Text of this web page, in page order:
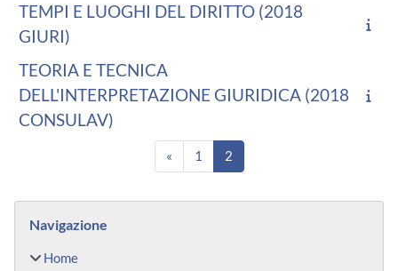
TEMPI E LUOGHI DEL DIRITTO (2018
GIURI)
TEORIA E TECNICA
DELL'INTERPRETAZIONE GIURIDICA (2018
CONSULAV)
«Pagina precedente
1 Pagina 1
2Pagina 2
Blocchi
Navigazione
Home